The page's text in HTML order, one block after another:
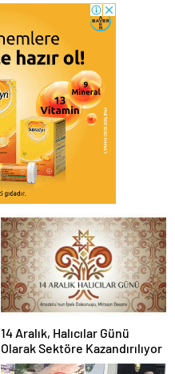
14 Aralık, Halıcılar Günü
Olarak Sektöre Kazandırılıyor